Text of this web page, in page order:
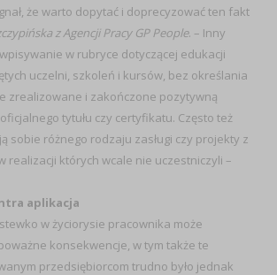
że warto dopytać i doprecyzować ten fakt
z Agencji Pracy GP People. – Inny
w rubryce dotyczącej edukacji
uczelni, szkoleń i kursów, bez określania
zrealizowane i zakończone pozytywną
tytułu czy certyfikatu. Często też
sobie różnego rodzaju zasługi czy projekty z
realizacji których wcale nie uczestniczyli –
aplikacja
w życiorysie pracownika może
konsekwencje, w tym także te
przedsiębiorcom trudno było jednak